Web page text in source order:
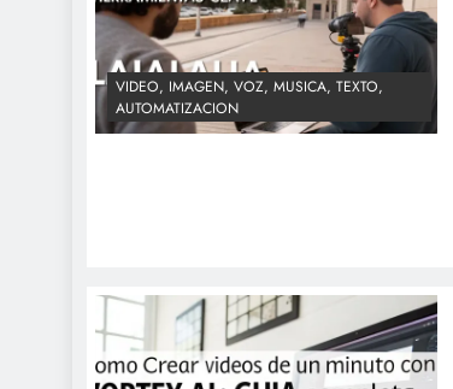
VIDEO, IMAGEN, VOZ, MUSICA, TEXTO,
AUTOMATIZACION